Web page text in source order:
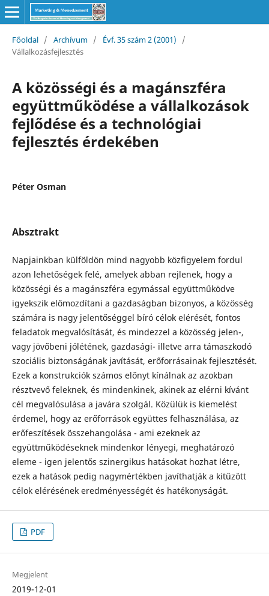
Főoldal / Archívum / Évf. 35 szám 2 (2001)
/
Vállalkozásfejlesztés
A közösségi és a magánszféra
együttműködése a vállalkozások
fejlődése és a technológiai
fejlesztés érdekében
Péter Osman
Absztrakt
Napjainkban külföldön mind nagyobb közfigyelem fordul
azon lehetőségek felé, amelyek abban rejlenek, hogy a
közösségi és a magánszféra egymással együttműködve
igyekszik előmozdítani a gazdaságban bizonyos, a közösség
számára is nagy jelentőséggel bíró célok elérését, fontos
feladatok megvalósítását, és mindezzel a közösség jelen-,
vagy jövőbeni jólétének, gazdasági- illetve arra támaszkodó
szociális biztonságának javítását, erőforrásainak fejlesztését.
Ezek a konstrukciók számos előnyt kínálnak az azokban
résztvevő feleknek, és mindenkinek, akinek az elérni kívánt
cél megvalósulása a javára szolgál. Közülük is kiemelést
érdemel, hogy az erőforrások együttes felhasználása, az
erőfeszítések összehangolása - ami ezeknek az
együttműködéseknek mindenkor lényegi, meghatározó
eleme - igen jelentős szinergikus hatásokat hozhat létre,
ezek a hatások pedig nagymértékben javíthatják a kitűzött
célok elérésének eredményességét és hatékonyságát.
PDF
Megjelent
2019-12-01